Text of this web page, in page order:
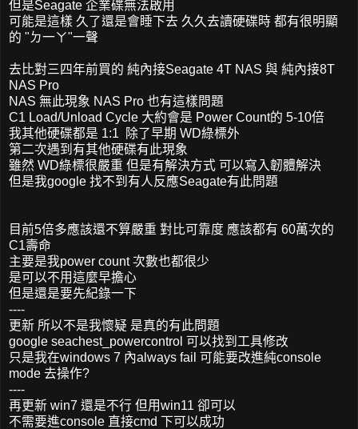
但是Seagate 企業碟無法啟用
可能是這樣 久了還是會睡下去 久久去讀硬碟時 都有很明顯
的 "ㄉ一ㄚ"一聲
去比對三四年前買的 純內接Seagate 4T NAS 與 純內接8T
NAS Pro
NAS 無此現象 NAS Pro 也有這樣問題
C1 Load/Unload Cycle 大約會是 Power Count的 5-10倍
我其他硬碟都是 1:1 除了早期 WD綠標外
第二次遇到有其他硬碟有此現象
雖然 WD綠標很嚴重 但是有解決方式 可以寫入韌體解決
但是我google 找不到有人反應Seagate有此問題
目前5倍多應該還不算嚴重 對比可靠度 應該都有 60萬次的
C1壽命
主要是我power count 次數也都很少
是可以不用這麼早擔心
但是還是要先紀錄一下
----
更新 所以不是我懷疑 是真的有此問題
google seachest_powercontrol 可以找到工具修改
只是我在windows 7 內always fail 可能要改進純console
mode 去操作?
----
再更新 win7 還是不行 但用win11 卻可以
不需要進console 直接cmd 下可以成功